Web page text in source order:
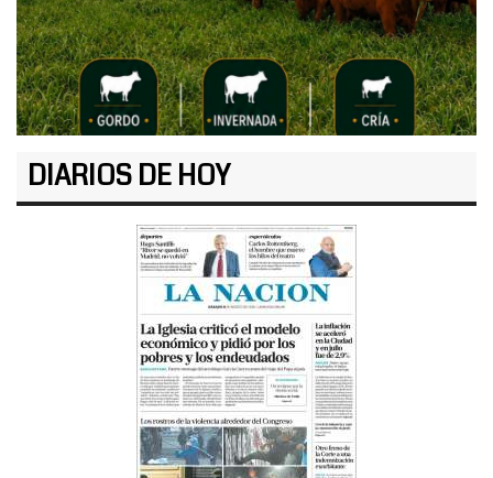
DIARIOS DE HOY